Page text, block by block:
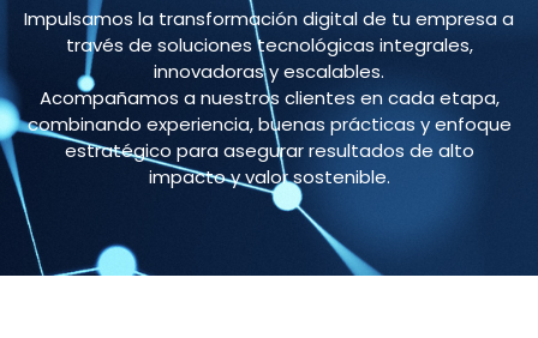
Impulsamos la transformación digital de tu empresa a
través de soluciones tecnológicas integrales,
innovadoras y escalables.
Acompañamos a nuestros clientes en cada etapa,
combinando experiencia, buenas prácticas y enfoque
estratégico para asegurar resultados de alto
impacto y valor sostenible.